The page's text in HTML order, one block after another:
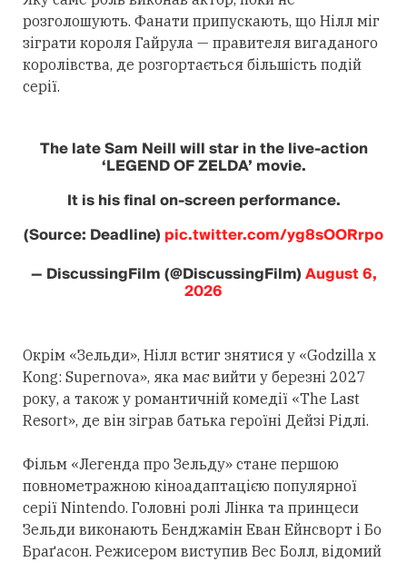
розголошують. Фанати припускають, що Нілл міг
зіграти короля Гайрула — правителя вигаданого
королівства, де розгортається більшість подій
серії.
The late Sam Neill will star in the live-action
‘LEGEND OF ZELDA’ movie.
It is his final on-screen performance.
(Source: Deadline) pic.twitter.com/yg8sOORrpo
— DiscussingFilm (@DiscussingFilm)August 6,
2026
Окрім «Зельди», Нілл встиг знятися у «Godzilla x
Kong: Supernova», яка має вийти у березні 2027
року, а також у романтичній комедії «The Last
Resort», де він зіграв батька героїні Дейзі Рідлі.
Фільм «Легенда про Зельду» стане першою
повнометражною кіноадаптацією популярної
серії Nintendo. Головні ролі Лінка та принцеси
Зельди виконають Бенджамін Еван Ейнсворт і Бо
Браґасон. Режисером виступив Вес Болл, відомий